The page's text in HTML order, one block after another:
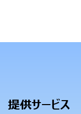
提供サービス